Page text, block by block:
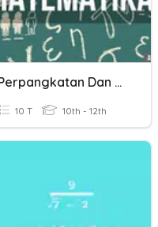
Perpangkatan Dan Bentuk Akar
10 T 10th - 12th